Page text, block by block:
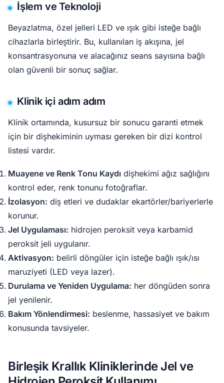
İşlem ve Teknoloji
Beyazlatma, özel jelleri LED ve ışık gibi isteğe bağlı
cihazlarla birleştirir. Bu, kullanılan iş akışına, jel
konsantrasyonuna ve alacağınız seans sayısına bağlı
olan güvenli bir sonuç sağlar.
Klinik içi adım adım
Klinik ortamında, kusursuz bir sonucu garanti etmek
için bir dişhekiminin uyması gereken bir dizi kontrol
listesi vardır.
Muayene ve Renk Tonu Kaydı dişhekimi ağız sağlığını
kontrol eder, renk tonunu fotoğraflar.
İzolasyon: diş etleri ve dudaklar ekartörler/bariyerlerle
korunur.
Jel Uygulaması: hidrojen peroksit veya karbamid
peroksit jeli uygulanır.
Aktivasyon: belirli döngüler için isteğe bağlı ışık/ısı
maruziyeti (LED veya lazer).
Durulama ve Yeniden Uygulama: her döngüden sonra
jel yenilenir.
Bakım Yönlendirmesi: beslenme, hassasiyet ve bakım
konusunda tavsiyeler.
Birleşik Krallık Kliniklerinde Jel ve